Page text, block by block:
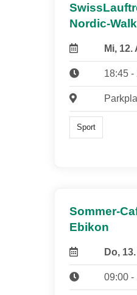
Nordic-
Mi,
18:45 -
Sport
Sommer-
Ebikon
Do,
09:00 -